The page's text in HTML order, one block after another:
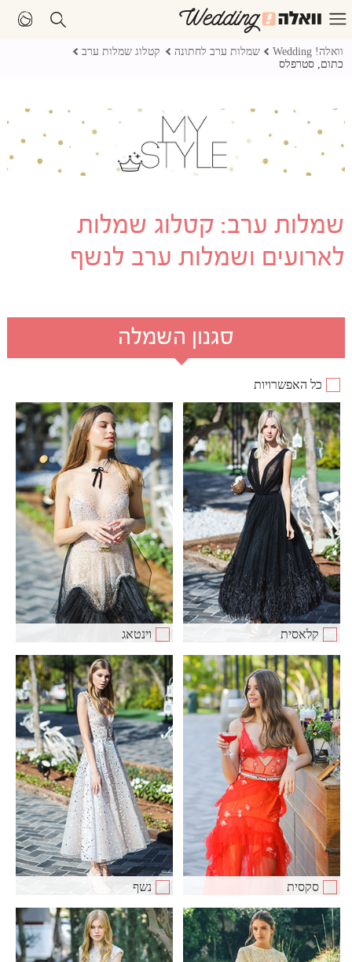
וואלה! Wedding שמלות ערב לחתונה
קטלוג שמלות ערב
כתום, סטרפלס
שמלות ערב: קטלוג שמלות
לארועים ושמלות ערב לנשף
סגנון השמלה
כל האפשרויות
קלאסית וינטאג
סקסית נשף